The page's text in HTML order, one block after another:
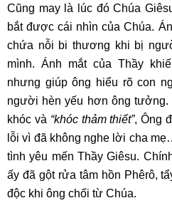
Cũng may là lúc đó Chúa
bắt được cái nhìn của Chúa.
chứa nỗi bi thương khi bị
mình. Ánh mắt của Thầy
nhưng giúp ông hiểu rõ con
người hèn yếu hơn ông tưởng.
khóc và “khóc thảm thiết”, Ông
lỗi vì đã không nghe lời cha
tình yêu mến Thầy Giêsu.
ấy đã gột rửa tâm hồn Phêrô,
độc khi ông chối từ Chúa.